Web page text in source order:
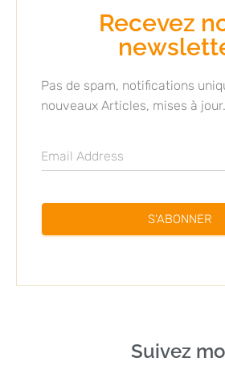
Recevez
Pas de spam, notifications
nouveaux Articles, mises à jour.
S'ABONNER
Suivez